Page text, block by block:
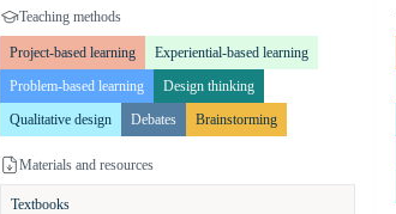
Teaching methods
Project-based learning
Experiential-based learning
Problem-based learning
Design thinking
Qualitative design
Debates Brainstorming
Materials and resources
Textbooks